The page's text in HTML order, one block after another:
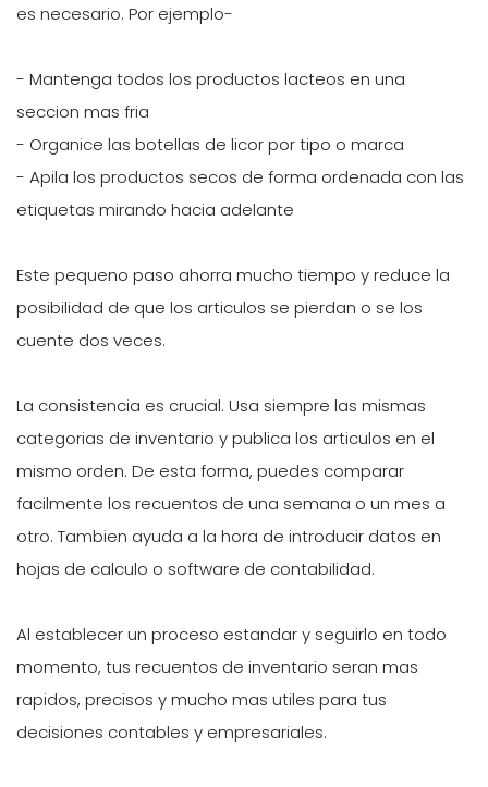
es necesario. Por ejemplo-
- Mantenga todos los productos lacteos en una
seccion mas fria
- Organice las botellas de licor por tipo o marca
- Apila los productos secos de forma ordenada con las
etiquetas mirando hacia adelante
Este pequeno paso ahorra mucho tiempo y reduce la
posibilidad de que los articulos se pierdan o se los
cuente dos veces.
La consistencia es crucial. Usa siempre las mismas
categorias de inventario y publica los articulos en el
mismo orden. De esta forma, puedes comparar
facilmente los recuentos de una semana o un mes a
otro. Tambien ayuda a la hora de introducir datos en
hojas de calculo o software de contabilidad.
Al establecer un proceso estandar y seguirlo en todo
momento, tus recuentos de inventario seran mas
rapidos, precisos y mucho mas utiles para tus
decisiones contables y empresariales.